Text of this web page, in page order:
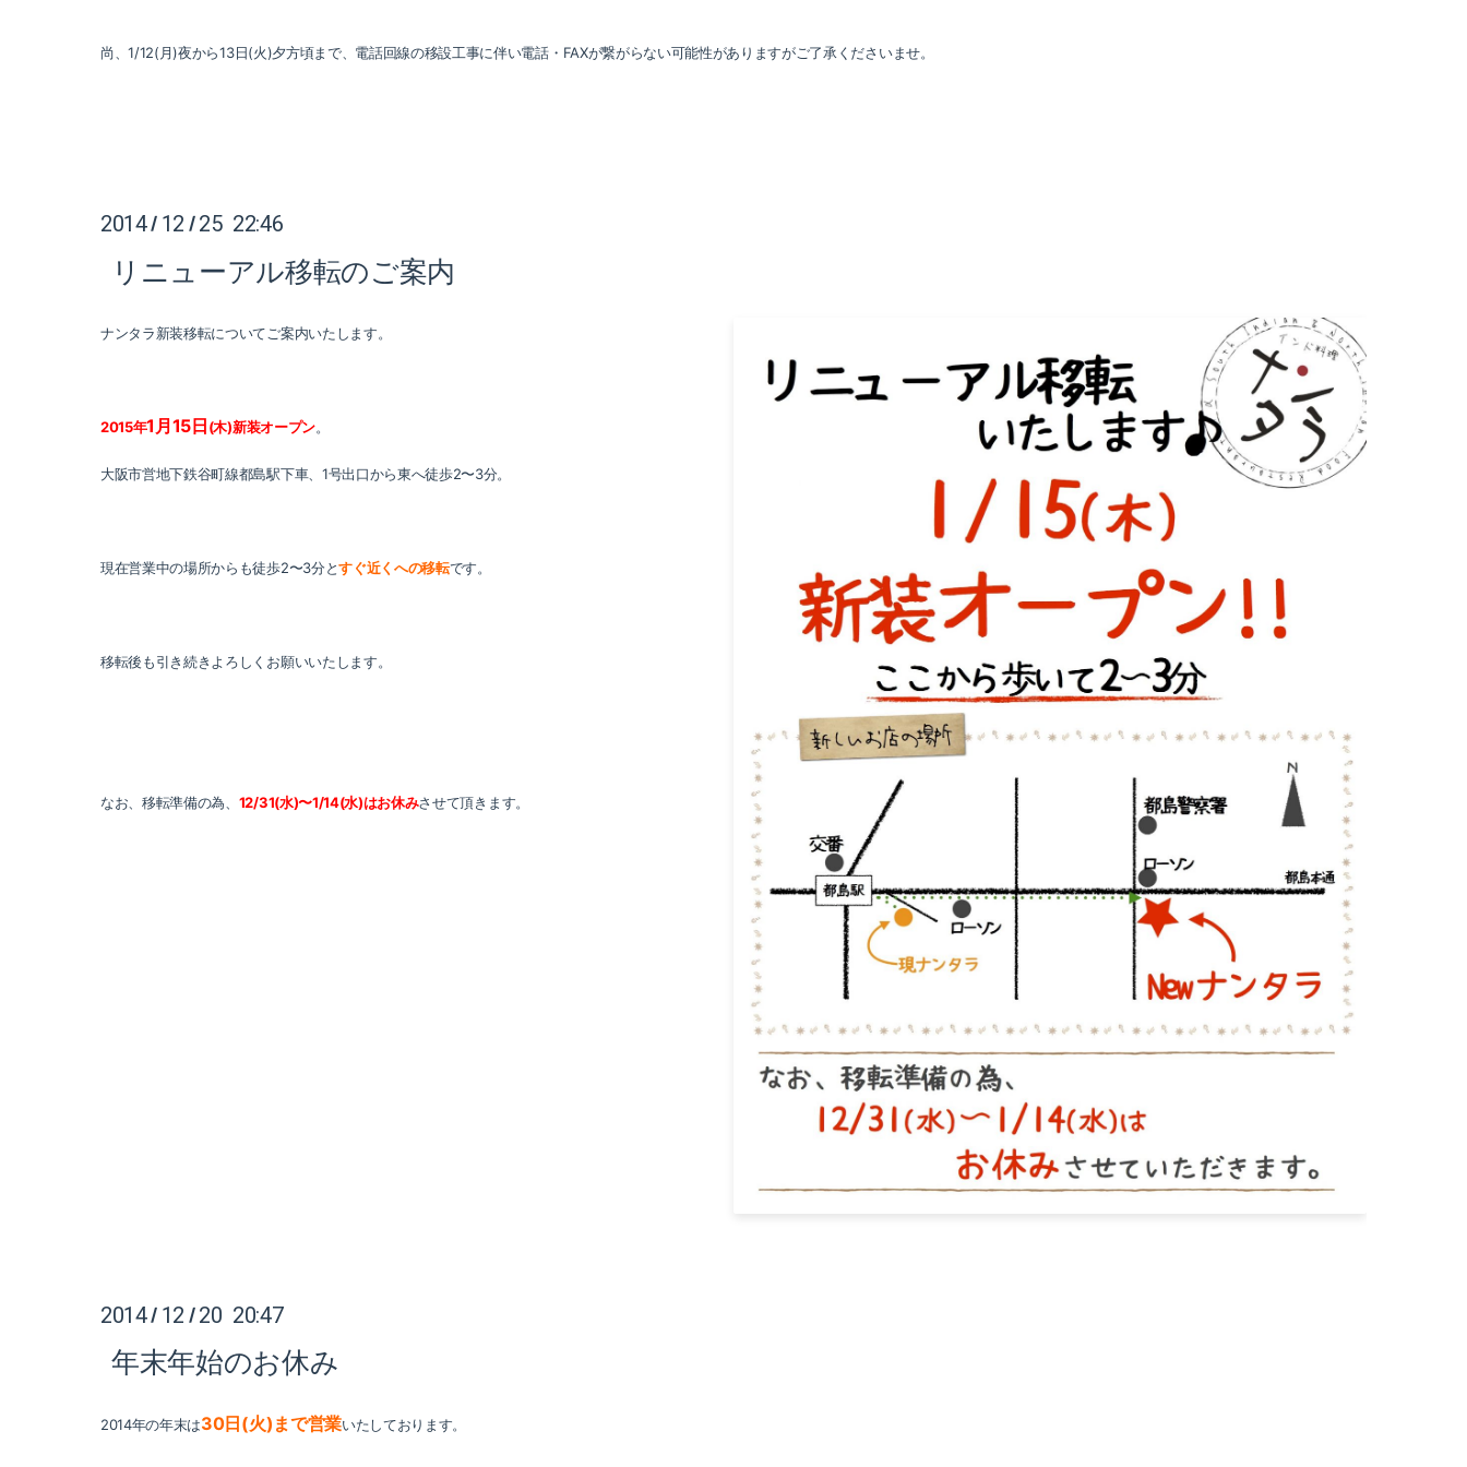
尚、1/12(月)夜から13日(火)夕方頃まで、電話回線の移設工事に伴い電話・FAXが繋がらない可能性がありますがご了承くださいませ。
2014/ 12 / 25 22:46
リニューアル移転のご案内
ナンタラ新装移転についてご案内いたします。
2015年1月15日(木)新装オープン。
大阪市営地下鉄谷町線都島駅下車、1号出口から東へ徒歩2〜3分。
現在営業中の場所からも徒歩2〜3分とすぐ近くへの移転です。
移転後も引き続きよろしくお願いいたします。
なお、移転準備の為、 12/31(水)〜1/14(水)はお休みさせて頂きます。
2014/ 12 / 20 20:47
年末年始のお休み
2014年の年末は30日(火)まで営業いたしております。